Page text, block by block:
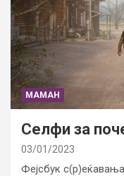
МАМАН
Селфи за
03/01/2023
Фејсбук